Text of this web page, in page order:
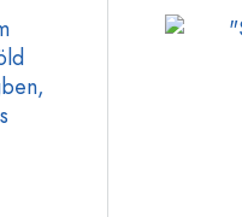
Gyógyszertári palackok